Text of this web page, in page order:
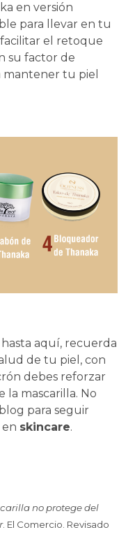
en versión
para llevar en tu
el retoque
su factor de
mantener tu piel
aquí, recuerda
de tu piel, con
debes reforzar
la mascarilla. No
para seguir
skincare.
no protege del
. El Comercio. Revisado